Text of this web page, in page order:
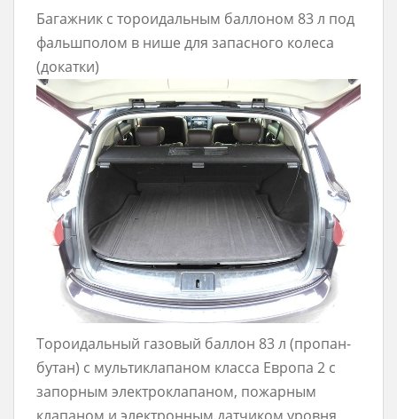
Багажник с тороидальным баллоном 83 л под
фальшполом в нише для запасного колеса
(докатки)
Тороидальный газовый баллон 83 л (пропан-
бутан) с мультиклапаном класса Европа 2 с
запорным электроклапаном, пожарным
клапаном и электронным датчиком уровня